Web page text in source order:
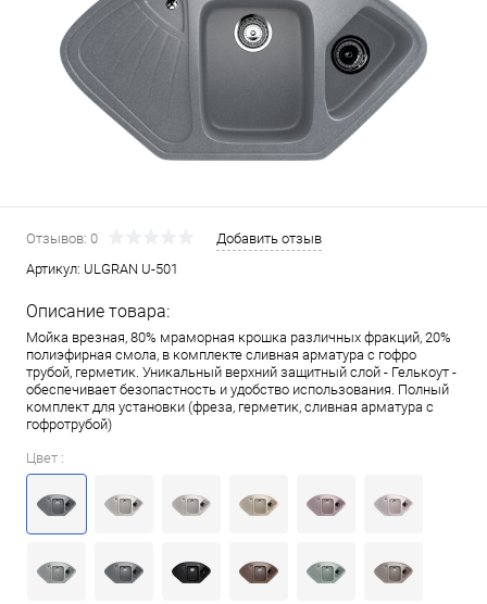
Отзывов: 0
Добавить отзыв
Артикул: ULGRAN U-501
Описание товара:
Мойка врезная, 80% мраморная крошка различных фракций, 20%
полиэфирная смола, в комплекте сливная арматура c гофро
трубой, герметик. Уникальный верхний защитный слой - Гелькоут -
обеспечивает безопастность и удобство использования. Полный
комплект для установки (фреза, герметик, сливная арматура с
гофротрубой)
Цвет :